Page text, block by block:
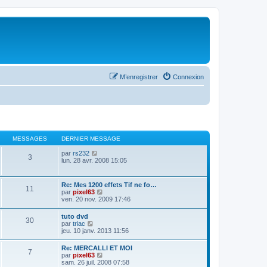
Connexion
M’enregistrer
MESSAGES DERNIER MESSAGE
3 par rs232
o
l
e
d
e
r
e
r
m
e
s
lun. 28 avr. 2008 15:05
11
Re: Mes 1200 effets Tif ne fo…
par pixel63
o
e
d
e
r
i
ven. 20 nov. 2009 17:46
30
tuto dvd
par triac
o
r
l
e
d
jeu. 10 janv. 2013 11:56
7
Re: MERCALLI ET MOI
par pixel63
o
sam. 26 juil. 2008 07:58